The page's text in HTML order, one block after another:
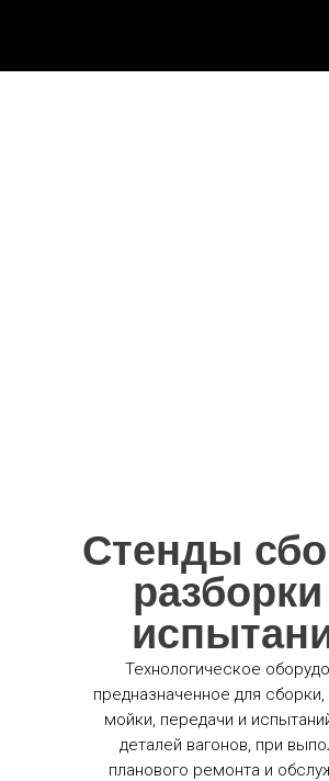
Стенды
Технологическое
предназначенное для сборки,
мойки, передачи и
деталей вагонов, при
планового ремонта и